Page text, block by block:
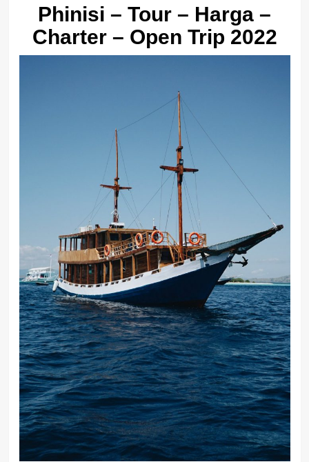
Phinisi – Tour – Harga –
Charter – Open Trip 2022